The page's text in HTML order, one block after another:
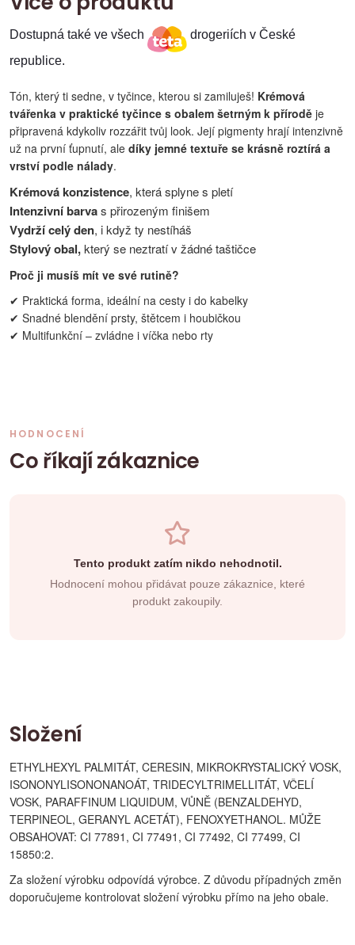
Dostupná také ve všech
drogeriích v České
republice.
Tón, který ti sedne, v tyčince, kterou si zamiluješ! Krémová
tvářenka v praktické tyčince s obalem šetrným k přírodě je
připravená kdykoliv rozzářit tvůj look. Její pigmenty hrají intenzivně
už na první ťupnutí, ale díky jemné textuře se krásně roztírá a
vrství podle nálady.
Krémová konzistence, která splyne s pletí
Intenzivní barvas přirozeným finišem
Vydrží celý den, i když ty nestíháš
Stylový obal,který se neztratí v žádné taštičce
Proč ji musíš mít ve své rutině?
✔ Praktická forma, ideální na cesty i do kabelky
✔ Snadné blendění prsty, štětcem i houbičkou
✔ Multifunkční – zvládne i víčka nebo rty
HODNOCENÍ
Co říkají zákaznice
Tento produkt zatím nikdo nehodnotil.
Hodnocení mohou přidávat pouze zákaznice, které
produkt zakoupily.
Složení
ETHYLHEXYL PALMITÁT, CERESIN, MIKROKRYSTALICKÝ VOSK,
ISONONYLISONONANOÁT, TRIDECYLTRIMELLITÁT, VČELÍ
VOSK, PARAFFINUM LIQUIDUM, VŮNĚ (BENZALDEHYD,
TERPINEOL, GERANYL ACETÁT), FENOXYETHANOL. MŮŽE
OBSAHOVAT: CI 77891, CI 77491, CI 77492, CI 77499, CI
15850:2.
Za složení výrobku odpovídá výrobce. Z důvodu případných změn
doporučujeme kontrolovat složení výrobku přímo na jeho obale.